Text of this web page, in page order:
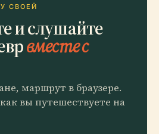
СВОЕЙ
и слушайте
вместе с
маршрут в браузере.
вы путешествуете на